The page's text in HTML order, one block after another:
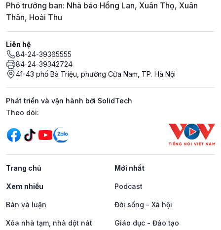
Phó trưởng ban: Nhà báo Hồng Lan, Xuân Thọ, Xuân
Thân, Hoài Thu
Liên hệ
84-24-39365555
84-24-39342724
41-43 phố Bà Triệu, phường Cửa Nam, TP. Hà Nội
Phát triển và vận hành bởi SolidTech
Mạng xã hội
Theo dõi:
Trang chủ Mới nhất
Xem nhiều Podcast
Bàn và luận Đời sống - Xã hội
Xóa nhà tạm, nhà dột nát Giáo dục - Đào tạo